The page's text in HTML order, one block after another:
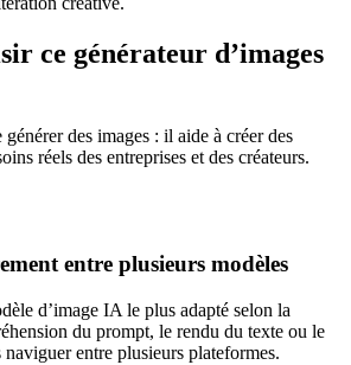
ce générateur d’images
des images : il aide à créer des
réels des entreprises et des créateurs.
entre plusieurs modèles
d’image IA le plus adapté selon la
du prompt, le rendu du texte ou le
naviguer entre plusieurs plateformes.